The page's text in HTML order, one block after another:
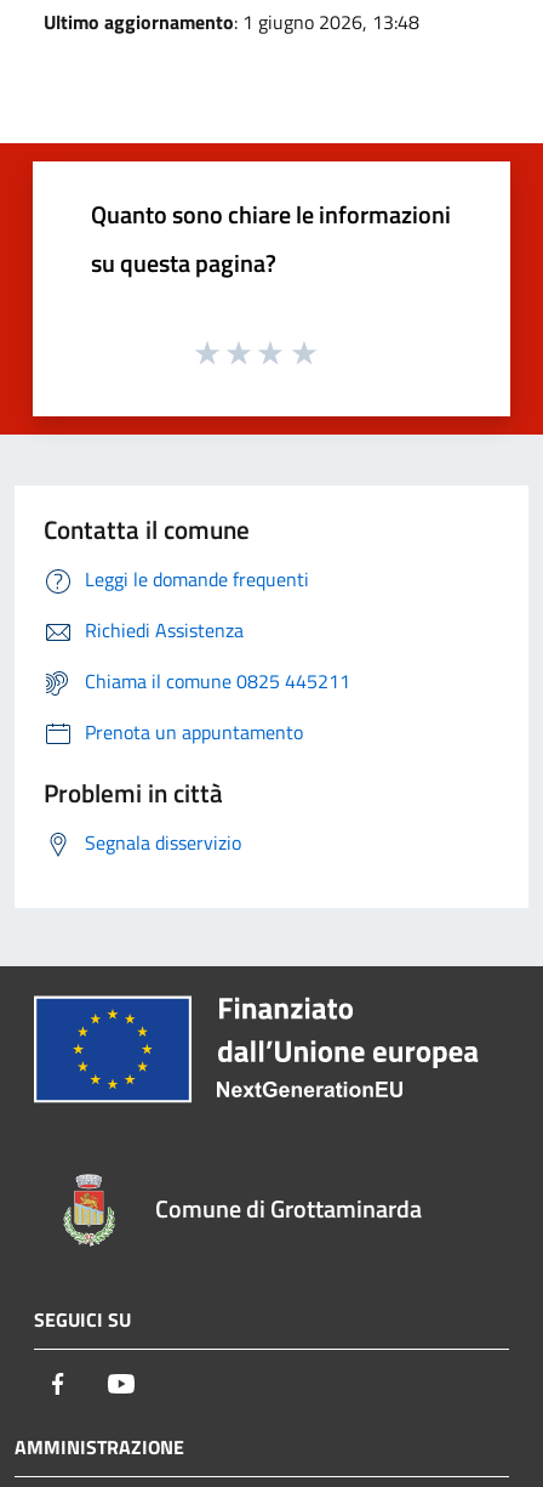
Ultimo aggiornamento: 1 giugno 2026, 13:48
Quanto sono chiare le informazioni
su questa pagina?
Contatta il comune
Leggi le domande frequenti
Richiedi Assistenza
Chiama il comune 0825 445211
Prenota un appuntamento
Problemi in città
Segnala disservizio
Comune di Grottaminarda
SEGUICI SU
Facebook
AMMINISTRAZIONE